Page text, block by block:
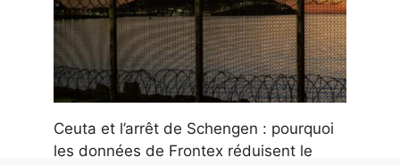
Ceuta et l’arrêt de Schengen : pourquoi
les données de Frontex réduisent le